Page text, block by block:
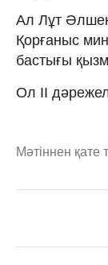
Ал Лұт
Қорғаныс
бастығы
Ол ІІ
Мәтіннен қате